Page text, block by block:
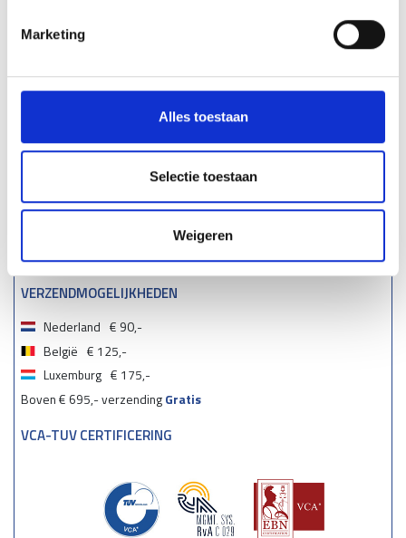
Marketing
Alles toestaan
Selectie toestaan
Weigeren
Plintbescherming
Bevestigingsmaterialen
BETAALMOGELIJKHEDEN
VERZENDMOGELIJKHEDEN
Nederland € 90,-
België € 125,-
Luxemburg € 175,-
Boven € 695,- verzendingGratis
VCA-TUV CERTIFICERING